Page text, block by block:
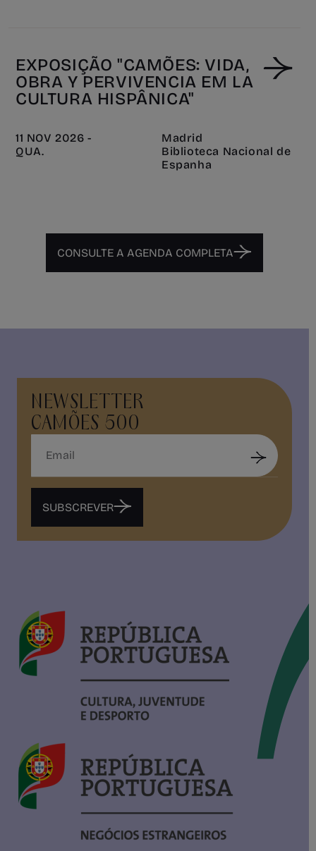
EXPOSIÇÃO "CAMÕES: VIDA,
OBRA Y PERVIVENCIA EM LA
CULTURA HISPÂNICA"
11 NOV 2026 -
QUA.
Madrid
Biblioteca Nacional de
Espanha
CONSULTE A AGENDA COMPLETA
NEWSLETTER
CAMÕES 500
SUBSCREVER